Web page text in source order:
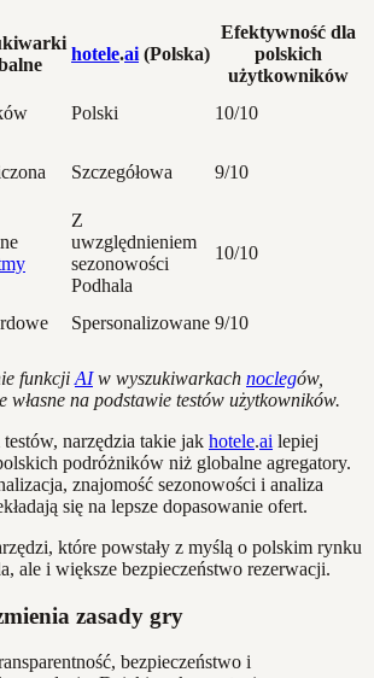
hotele.ai (Polska)
Efektywność dla
polskich
użytkowników
Polski
10/10
Szczegółowa 9/10
Z
uwzględnieniem
sezonowości
Podhala
10/10
Spersonalizowane 9/10
funkcji AIw wyszukiwarkach noclegów,
własne na podstawie testów użytkowników.
narzędzia takie jak hotele.ai lepiej
podróżników niż globalne agregatory.
znajomość sezonowości i analiza
się na lepsze dopasowanie ofert.
które powstały z myślą o polskim rynku
ale i większe bezpieczeństwo rezerwacji.
zasady gry
bezpieczeństwo i